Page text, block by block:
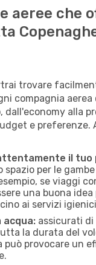
aeree che
trovare
compagnia aerea
dall'economy alla
e preferenze.
il tuo
spazio per le
se viaggi
una buona
ai servizi
acqua: assicurati di
la durata del
può provocare un